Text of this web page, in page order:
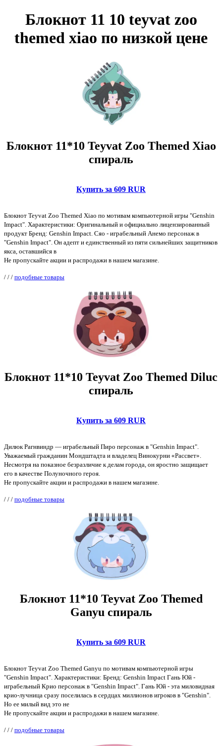
Блокнот 11 10 teyvat zoo
themed xiao по низкой цене
Блокнот 11*10 Teyvat Zoo Themed Xiao
спираль
Купить за 609 RUR
Блокнот Teyvat Zoo Themed Xiao по мотивам компьютерной игры "Genshin
Impact". Характеристики: Оригинальный и официально лицензированный
продукт Бренд: Genshin Impact. Сяо - играбельный Анемо персонаж в
"Genshin Impact". Он адепт и единственный из пяти сильнейших защитников
якса, оставшийся в
Не пропускайте акции и распродажи в нашем магазине.
/ / / подобные товары
Блокнот 11*10 Teyvat Zoo Themed Diluc
спираль
Купить за 609 RUR
Дилюк Рагнвиндр — играбельный Пиро персонаж в "Genshin Impact".
Уважаемый гражданин Мондштадта и владелец Винокурни «Рассвет».
Несмотря на показное безразличие к делам города, он яростно защищает
его в качестве Полуночного героя.
Не пропускайте акции и распродажи в нашем магазине.
/ / / подобные товары
Блокнот 11*10 Teyvat Zoo Themed
Ganyu спираль
Купить за 609 RUR
Блокнот Teyvat Zoo Themed Ganyu по мотивам компьютерной игры
"Genshin Impact". Характеристики: Бренд: Genshin Impact Гань Юй -
играбельный Крио персонаж в "Genshin Impact". Гань Юй - эта миловидная
крио-лучница сразу поселилась в сердцах миллионов игроков в "Genshin".
Но ее милый вид это не
Не пропускайте акции и распродажи в нашем магазине.
/ / / подобные товары